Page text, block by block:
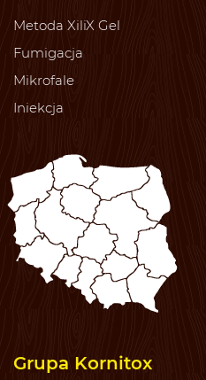
Metoda XiliX Gel
Fumigacja
Mikrofale
Iniekcja
Grupa Kornitox